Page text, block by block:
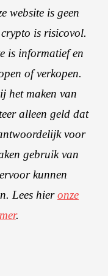
website is geen
is risicovol.
is informatief en
of verkopen.
het maken van
alleen geld dat
voor
gebruik van
kunnen
Lees hieronze
.